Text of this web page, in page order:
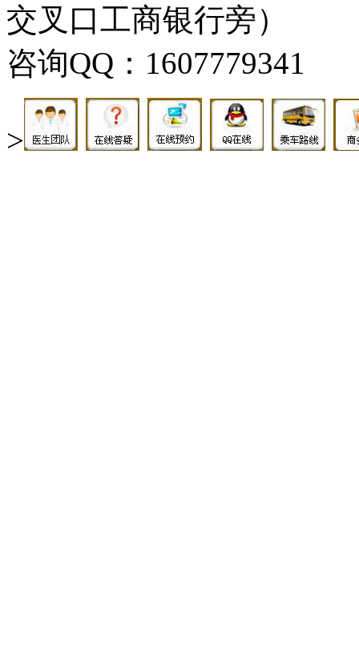
交叉口工商银行旁）
咨询QQ：1607779341
>